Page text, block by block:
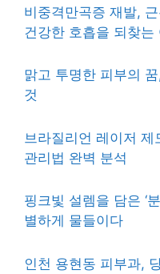
비중격만곡증 재발,
건강한 호흡을 되찾는
맑고 투명한 피부의
것
브라질리언 레이저
관리법 완벽 분석
핑크빛 설렘을 담은 ‘
별하게 물들이다
인천 용현동 피부과,